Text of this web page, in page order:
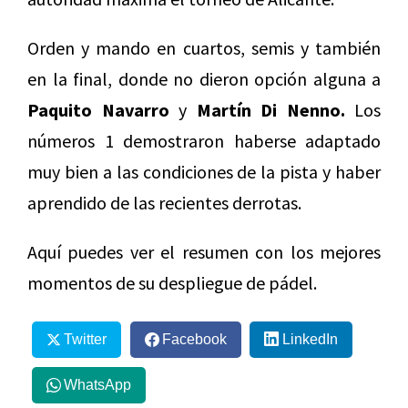
Orden y mando en cuartos, semis y también
en la final, donde no dieron opción alguna a
Paquito Navarro y Martín Di Nenno. Los
números 1 demostraron haberse adaptado
muy bien a las condiciones de la pista y haber
aprendido de las recientes derrotas.
Aquí puedes ver el resumen con los mejores
momentos de su despliegue de pádel.
Twitter Facebook LinkedIn
WhatsApp